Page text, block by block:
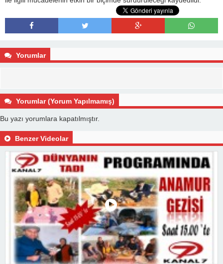
Yorumlar
Yorumlar (Yorum Yapılmamış)
Bu yazı yorumlara kapatılmıştır.
Benzer Videolar